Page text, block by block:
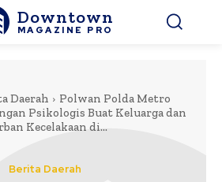
Downtown
MAGAZINE PRO
Daerah
Polwan Polda Metro
Psikologis Buat Keluarga dan
Kecelakaan di...
Berita Daerah